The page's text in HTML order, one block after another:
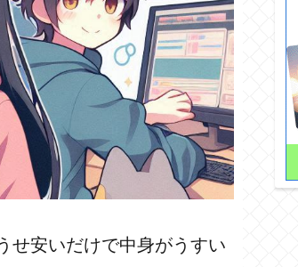
せ安いだけで中身がうすい